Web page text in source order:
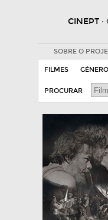
CINEPT
SOBRE O
FILMES
PROCURAR